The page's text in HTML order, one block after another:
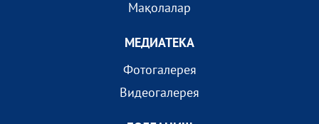
Мақолалар
МEДИАТEКА
Фотогалерея
Видеогалерея